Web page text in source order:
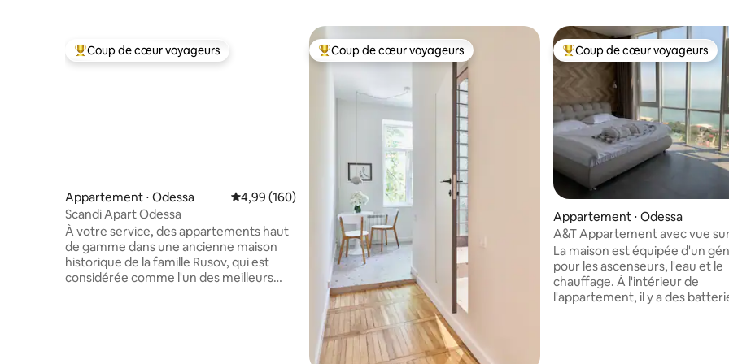
Coups de cœur voyageurs les plus appréciés
Coup de cœur voyageurs
Appartement ⋅ Odessa Évaluation moyenne sur la base de 160 commentaires : 4,99 sur 5
4,99 (160)
Scandi Apart Odessa
À votre service, des appartements haut
de gamme dans une ancienne maison
historique de la famille Rusov, qui est
considérée comme l'un des meilleurs
Coups de cœur voyageurs les plus appréciés
Coup de cœur voyageurs Coups de cœur voyageurs les
Coup de cœur voyageurs
Appartement ⋅ Odessa
A&T Appartement avec vue
Arcadia
La maison est équipée d'un
pour les ascenseurs, l'eau et le
chauffage. À l'intérieur de
l'appartement, il y a des